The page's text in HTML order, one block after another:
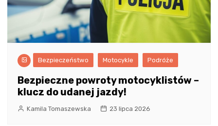
Bezpieczeństwo Motocykle Podróże
Bezpieczne powroty motocyklistów –
klucz do udanej jazdy!
Kamila Tomaszewska 23 lipca 2026